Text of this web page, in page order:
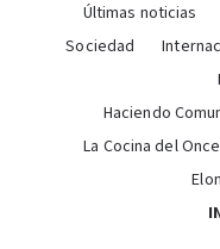
Últimas noticias
Sociedad
Haciendo
La Cocina del Once